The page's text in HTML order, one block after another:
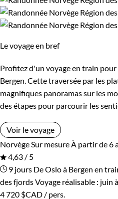
Laponie norvégienneRégion
Les 2/5 ans Les 6/9 ans
Les 10/13 ans Les 14/16
Confort
Bivouac, sous tente
Standard Supérieur
Le voyage en bref
Profitez d'un voyage en train
Bergen. Cette traversée par les
magnifiques panoramas sur les
des étapes pour parcourir les
Voir le voyage
Norvège Sur mesure À partir de 6
4,63 / 5
9 jours De Oslo à Bergen en
des fjordsVoyage réalisable : juin
4 720 $CAD / pers.